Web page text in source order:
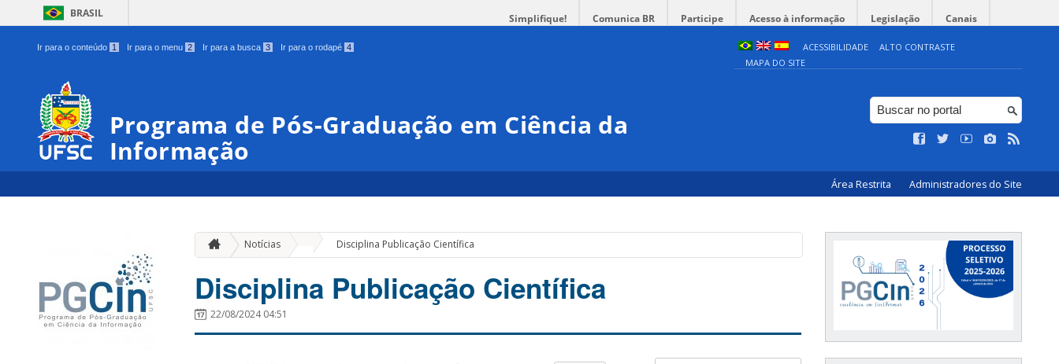
BRASIL Simplifique! Comunica BR Participe Acesso à informação Legislação Canais
Ir para o conteúdo 1 Ir para o menu 2 Ir para a busca 3 Ir para o rodapé 4 ACESSIBILIDADE
ALTO CONTRASTE
MAPA DO SITE
Programa de Pós-Graduação em Ciência da
Informação
Área Restrita Administradores do Site
Notícias Disciplina Publicação Científica
Disciplina Publicação Científica
22/08/2024 04:51